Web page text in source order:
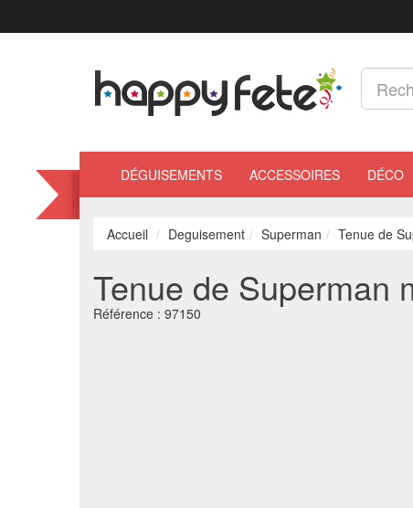
DÉGUISEMENTS ACCESSOIRES DÉCO
Accueil Deguisement Superman Tenue de
Tenue de Superman
Référence : 97150